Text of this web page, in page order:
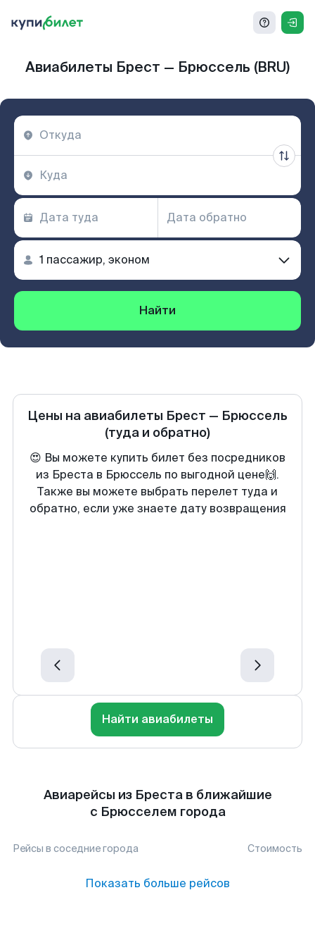
Авиабилеты Брест — Брюссель (BRU)
Найти
Цены на авиабилеты Брест — Брюссель
(туда и обратно)
😍 Вы можете купить билет без посредников
из Бреста в Брюссель по выгодной цене🙌.
Также вы можете выбрать перелет туда и
обратно, если уже знаете дату возвращения
Найти авиабилеты
Авиарейсы из Бреста в ближайшие
с Брюсселем города
Рейсы в соседние города Стоимость
Показать больше рейсов